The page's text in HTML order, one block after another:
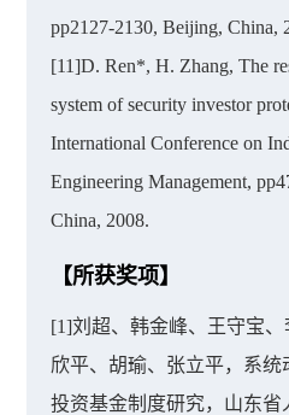
pp2127-2130, Beijing, China,
[11]D. Ren*, H. Zhang, The
system of security investor
International Conference on
Engineering Management,
China, 2008.
【所获奖项】
[1]刘超、韩金峰、王守宝
欣平、胡瑜、张立平，系
投资基金制度研究，山东省